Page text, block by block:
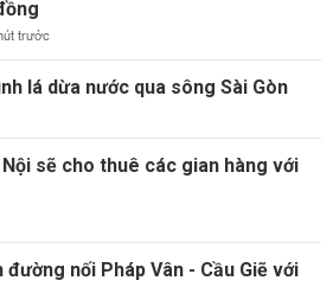
trước
lá dừa nước qua sông Sài Gòn
sẽ cho thuê các gian hàng với
đường nối Pháp Vân - Cầu Giẽ với